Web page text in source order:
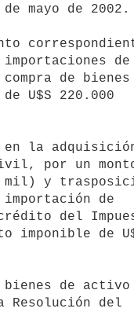
mayo de 2002.
de
de
U$S 220.000
en la
por un
mil) y
de
del
imponible de
de activo
Resolución del